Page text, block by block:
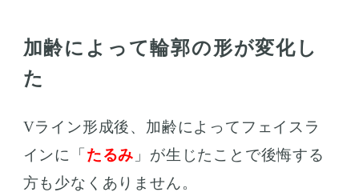
加齢によって輪郭の形が変化し
た
Vライン形成後、加齢によってフェイスラ
インに「たるみ 」が生じたことで後悔する
方も少なくありません。